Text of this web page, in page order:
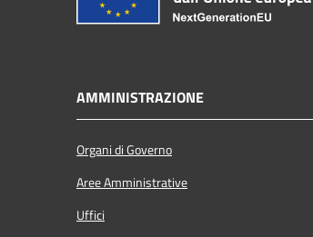
AMMINISTRAZIONE
Organi di Governo
Aree Amministrative
Uffici